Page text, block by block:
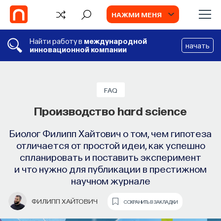
НАЖМИ МЕНЯ
Найти работу в международной
инновационной компании
начать
FAQ
Производство hard science
Биолог Филипп Хайтович о том, чем гипотеза
отличается от простой идеи, как успешно
спланировать и поставить эксперимент
и что нужно для публикации в престижном
научном журнале
ФИЛИПП ХАЙТОВИЧ СОХРАНИТЬ В ЗАКЛАДКИ
Наука сна: как управлять своим
сном
он работает и можно ли его приручить?
МИХАИЛ ПОЛУЭКТОВ СОХРАНИТЬ В ЗАКЛАДКИ
5 фактов об американском
академическом рынке
аспирантуры в будущей карьере студента,
влиянии среды на продуктивность ученого
и гонке университетов за репутацией
КАТЕРИНА ГУБА СОХРАНИТЬ В ЗАКЛАДКИ